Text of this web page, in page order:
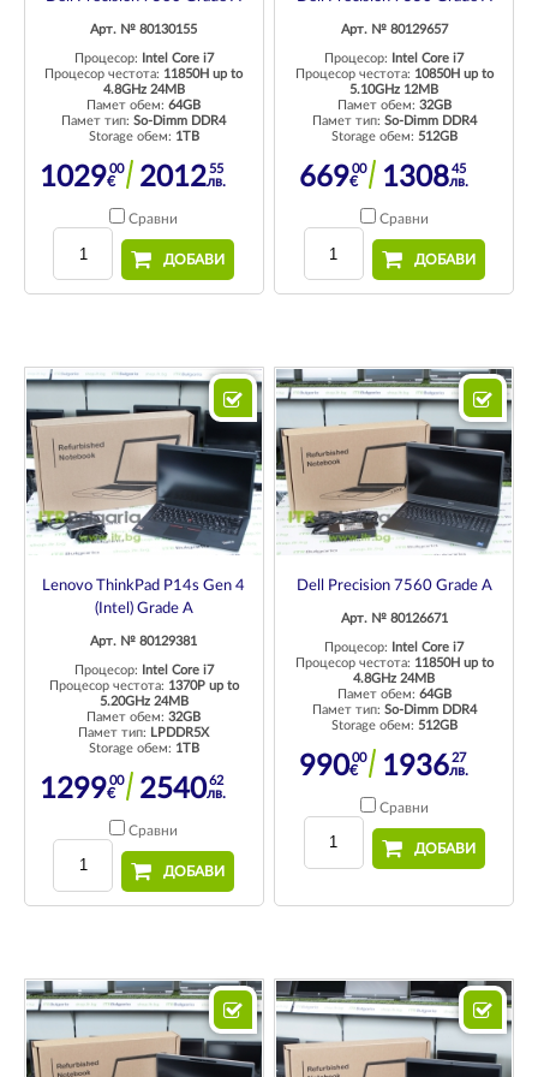
Арт. № 80130155
Процесор:
Intel Core i7
Процесор честота: 11850H up to
4.8GHz 24MB
Памет обем:64GB
Памет тип:So-Dimm DDR4
Storage обем: 1TB
102900
€ 201255
лв.
Сравни
ДОБАВИ
Арт. № 80129657
Процесор:
Intel Core i7
Процесор честота: 10850H up to
5.10GHz 12MB
Памет обем: 32GB
Памет тип: So-Dimm DDR4
Storage обем: 512GB
66900
€ 130845
лв.
Сравни
ДОБАВИ
Lenovo ThinkPad P14s Gen 4
(Intel) Grade A
Арт. № 80129381
Процесор:
Intel Core i7
Процесор честота: 1370P up to
5.20GHz 24MB
Памет обем:32GB
Памет тип: LPDDR5X
Storage обем: 1TB
129900
€ 254062
лв.
Сравни
ДОБАВИ
Dell Precision 7560 Grade A
Арт. № 80126671
Процесор:
Intel Core i7
Процесор честота: 11850H up to
4.8GHz 24MB
Памет обем: 64GB
Памет тип: So-Dimm DDR4
Storage обем: 512GB
99000
€ 193627
лв.
Сравни
ДОБАВИ